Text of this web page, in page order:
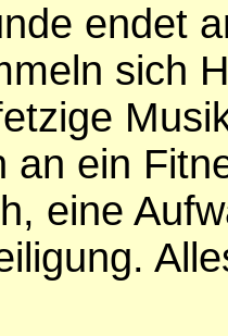
endet
sich
an ein
eine